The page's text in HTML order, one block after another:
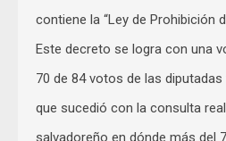
contiene la “Ley de Prohibición
Este decreto se logra con una
70 de 84 votos de las
que sucedió con la consulta